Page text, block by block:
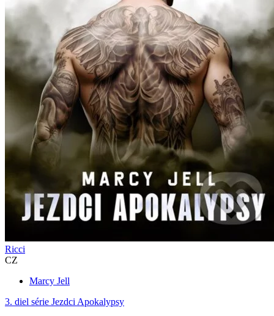
Ricci
CZ
Marcy Jell
3. diel série Jezdci Apokalypsy